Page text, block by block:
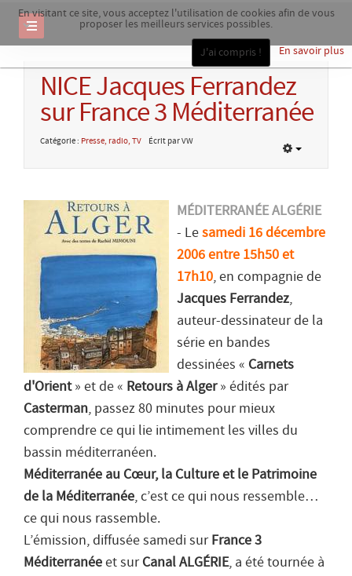
En visitant ce site, vous acceptez l'utilisation de cookies afin de vous
proposer les meilleurs services possibles.
En savoir plus
J'ai compris !
NICE Jacques Ferrandez
sur France 3 Méditerranée
Catégorie : Presse, radio, TV Écrit par VW
MÉDITERRANÉE ALGÉRIE
- Le samedi 16 décembre
2006 entre 15h50 et
17h10, en compagnie de
Jacques Ferrandez,
auteur-dessinateur de la
série en bandes
dessinées « Carnets
d'Orient» et de « Retours à Alger» édités par
Casterman, passez 80 minutes pour mieux
comprendre ce qui lie intimement les villes du
bassin méditerranéen.
Méditerranée au Cœur, la Culture et le Patrimoine
de la Méditerranée, c’est ce qui nous ressemble…
ce qui nous rassemble.
L’émission, diffusée samedi sur France 3
Méditerranée et sur Canal ALGÉRIE, a été tournée à